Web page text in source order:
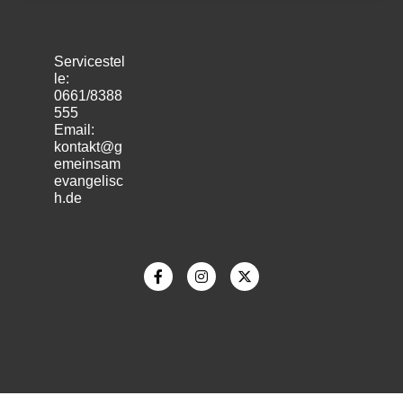
Servicestel
le:
0661/8388
555
Email:
kontakt@g
emeinsam
evangelisc
h.de